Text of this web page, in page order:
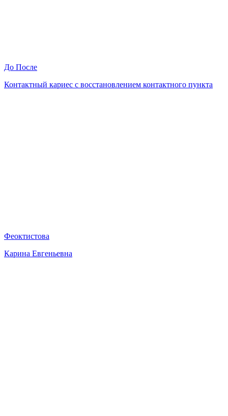
До После
Контактный кариес с восстановлением контактного пункта
Феоктистова
Карина Евгеньевна